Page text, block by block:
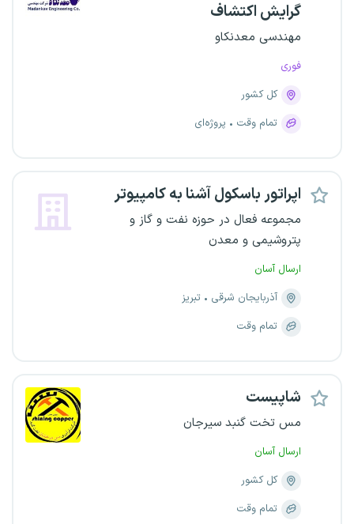
گرایش اکتشاف
مهندسی معدنکاو
فوری
کل کشور
تمام وقت
پروژه‌ای
اپراتور باسکول آشنا به کامپیوتر
مجموعه فعال در حوزه نفت و گاز و
پتروشیمی و معدن
ارسال آسان
آذربایجان شرقی
تبریز
تمام وقت
شاپیست
مس تخت گنبد سیرجان
ارسال آسان
کل کشور
تمام وقت